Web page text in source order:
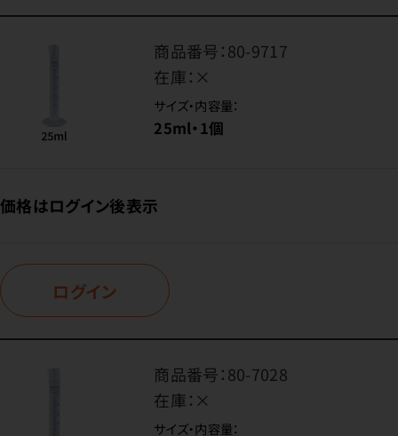
商品番号：80-9717
在庫： ×
サイズ・内容量：
25ml・1個
価格はログイン後表示
ログイン
商品番号：80-7028
在庫： ×
サイズ・内容量：